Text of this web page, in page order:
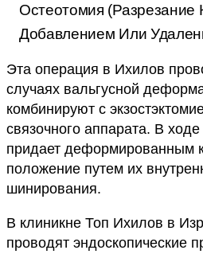
Остеотомия (разрезание
Добавлением Или
Эта операция в Ихилов
случаях вальгусной
комбинируют с
связочного аппарата. В
придает деформированным
положение путем их
шинирования.
В клиникне Топ Ихилов в
проводят эндоскопические